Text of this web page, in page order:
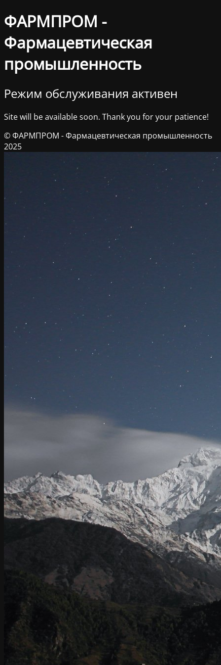
ФАРМПРОМ -
Фармацевтическая
промышленность
Режим обслуживания активен
Site will be available soon. Thank you for your patience!
© ФАРМПРОМ - Фармацевтическая промышленность
2025